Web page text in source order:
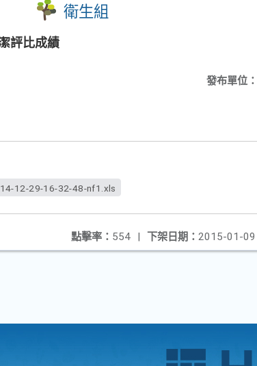
衛生組
評比成績
發布單位：
12-29-16-32-48-nf1.xls
下架日期： 2015-01-09
點擊率： 554 |